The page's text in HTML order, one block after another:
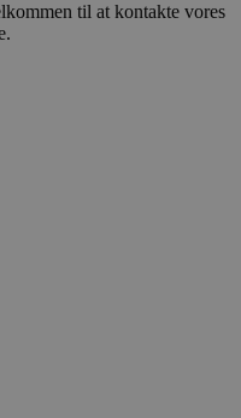
til at kontakte vores